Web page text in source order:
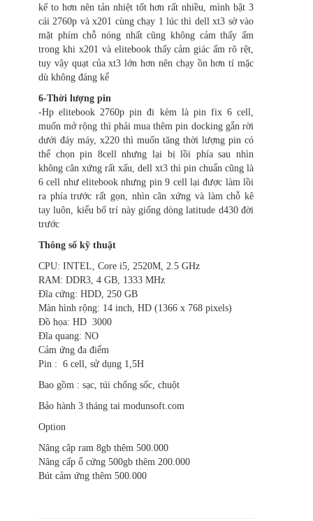
kế to hơn nên tản nhiệt tốt hơn rất nhiều, mình bật 3
cái 2760p và x201 cùng chạy 1 lúc thì dell xt3 sờ vào
mặt phím chỗ nóng nhất cũng không cảm thấy ấm
trong khi x201 và elitebook thấy cảm giác ấm rõ rệt,
tuy vậy quạt của xt3 lớn hơn nên chạy ồn hơn tí mặc
dù không đáng kể
6-Thời lượng pin
-Hp elitebook 2760p pin đi kèm là pin fix 6 cell,
muốn mở rộng thì phải mua thêm pin docking gắn rời
dưới đáy máy, x220 thì muốn tăng thời lượng pin có
thể chọn pin 8cell nhưng lại bị lồi phía sau nhìn
không cân xứng rất xấu, dell xt3 thì pin chuẩn cũng là
6 cell như elitebook nhưng pin 9 cell lại được làm lồi
ra phía trước rất gọn, nhìn cân xứng và làm chỗ kê
tay luôn, kiểu bố trí này giống dòng latitude d430 đời
trước
Thông số kỹ thuật
CPU: INTEL, Core i5, 2520M, 2.5 GHz
RAM: DDR3, 4 GB, 1333 MHz
Đĩa cứng: HDD, 250 GB
Màn hình rộng: 14 inch, HD (1366 x 768 pixels)
Đồ họa: HD 3000
Đĩa quang: NO
Cảm ứng đa điểm
Pin : 6 cell, sử dụng 1,5H
Bao gồm : sạc, túi chống sốc, chuột
Bảo hành 3 tháng tai modunsoft.com
Option
Nâng câp ram 8gb thêm 500.000
Nâng cấp ổ cứng 500gb thêm 200.000
Bút cảm ứng thêm 500.000